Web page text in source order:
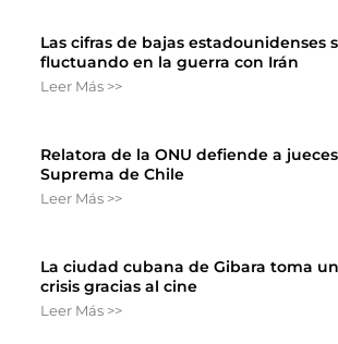
Las cifras de bajas estadounidenses
fluctuando en la guerra con Irán
Leer Más >>
Relatora de la ONU defiende a
Suprema de Chile
Leer Más >>
La ciudad cubana de Gibara toma
crisis gracias al cine
Leer Más >>